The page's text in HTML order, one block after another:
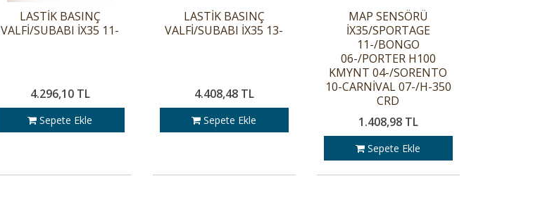
LASTİK BASINÇ
VALFİ/SUBABI İX35 11-
4.296,10 TL
Sepete Ekle
LASTİK BASINÇ
VALFİ/SUBABI İX35 13-
4.408,48 TL
Sepete Ekle
MAP SENSÖRÜ
İX35/SPORTAGE
11-/BONGO
06-/PORTER H100
KMYNT 04-/SORENTO
10-CARNİVAL 07-/H-350
CRD
1.408,98 TL
Sepete Ekle